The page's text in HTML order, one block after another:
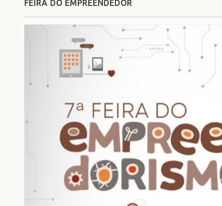
FEIRA DO EMPREENDEDOR